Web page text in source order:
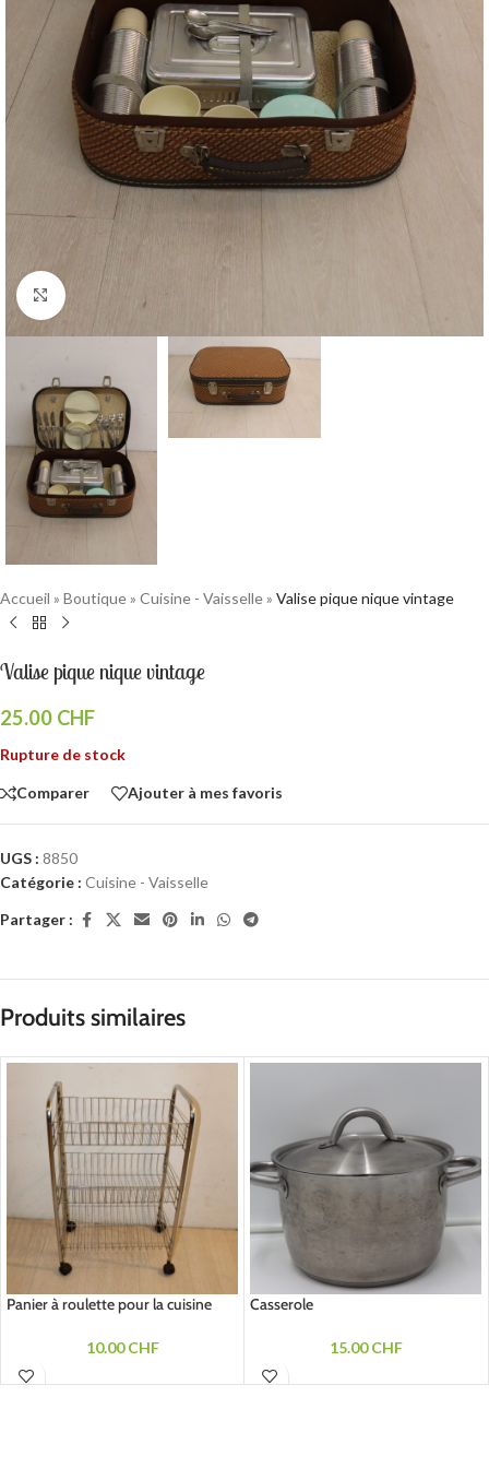
Cliquez pour agrandir
Accueil » Boutique» Cuisine - Vaisselle» Valise pique nique vintage
Valise pique nique vintage
25.00 CHF
Rupture de stock
Comparer Ajouter à mes favoris
UGS : 8850
Catégorie : Cuisine - Vaisselle
Partager :
Produits similaires
Panier à roulette pour la cuisine
10.00CHF
Casserole
15.00CHF